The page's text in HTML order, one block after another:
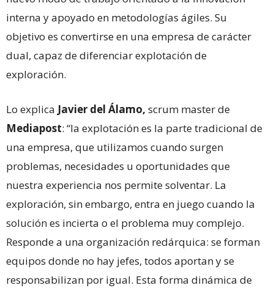
interna y apoyado en metodologías ágiles. Su
objetivo es convertirse en una empresa de carácter
dual, capaz de diferenciar explotación de
exploración.
Lo explica Javier del Álamo, scrum master de
Mediapost: “la explotación es la parte tradicional de
una empresa, que utilizamos cuando surgen
problemas, necesidades u oportunidades que
nuestra experiencia nos permite solventar. La
exploración, sin embargo, entra en juego cuando la
solución es incierta o el problema muy complejo.
Responde a una organización redárquica: se forman
equipos donde no hay jefes, todos aportan y se
responsabilizan por igual. Esta forma dinámica de